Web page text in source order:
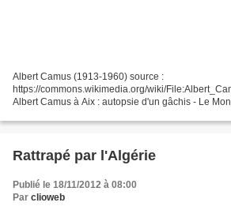
Albert Camus (1913-1960) source :
https://commons.wikimedia.org/wiki/
Albert Camus à Aix : autopsie d'un gâchis - Le
apparaissent,...
Rattrapé par l'Algérie
Publié le 18/11/2012 à 08:00
Par clioweb